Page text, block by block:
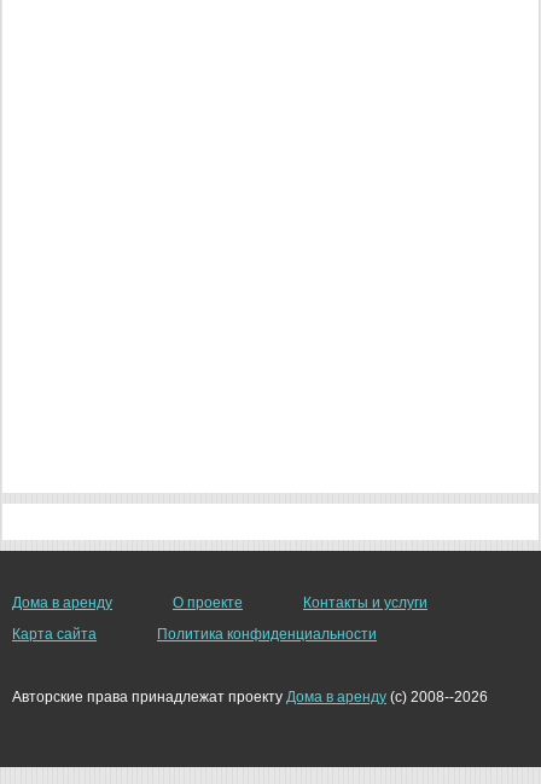
Дома в аренду О проекте
Контакты и услуги
Карта сайта
Политика конфиденциальности
Авторские права принадлежат проекту Дома в аренду (c) 2008--2026